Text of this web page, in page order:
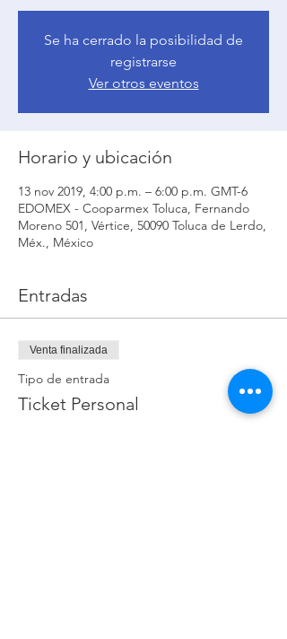
Se ha cerrado la posibilidad de
registrarse
Ver otros eventos
Horario y ubicación
13 nov 2019, 4:00 p.m. – 6:00 p.m. GMT-6
EDOMEX - Cooparmex Toluca, Fernando
Moreno 501, Vértice, 50090 Toluca de Lerdo,
Méx., México
Entradas
Venta finalizada
Tipo de entrada
Ticket Personal